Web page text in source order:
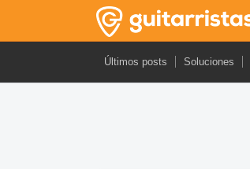
Últimos posts Soluciones